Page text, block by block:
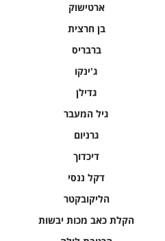
ארטישוק
בן חרצית
ברבריס
ג'ינקו
גדילן
גיל המעבר
גרניום
דיכדוך
דקל ננסי
הליקובקטר
הקלת כאב מכות יבשות